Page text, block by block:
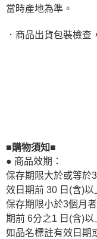
當時產地為準。
．商品出貨包裝檢查
■購物須知■
● 商品效期：
保存期限大於或等於
效日期前 30 日(含)以
保存期限小於3個月
期前 6分之1 日(含)以
如品名標註有效日期